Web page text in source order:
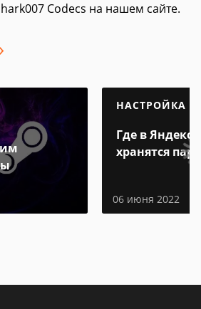
Codecs на нашем сайте.
НАСТРОЙКА
Где в Яндекс
хранятся
06 июня 2022